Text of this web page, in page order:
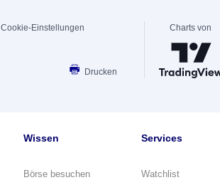
Cookie-Einstellungen
Drucken
Charts von
Wissen
Börse besuchen
Services
Watchlist